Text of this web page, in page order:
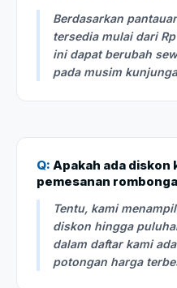
Berdasarkan
tersedia mulai dari
ini dapat berubah
pada musim
Q: Apakah ada
pemesanan
Tentu, kami
diskon hingga
dalam daftar kami
potongan harga